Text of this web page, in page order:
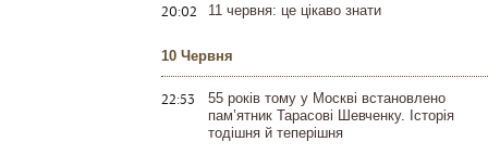
20:02 11 червня: це цікаво знати
10 Червня
22:53
55 років тому у Москві встановлено
пам’ятник Тарасові Шевченку. Історія
тодішня й теперішня